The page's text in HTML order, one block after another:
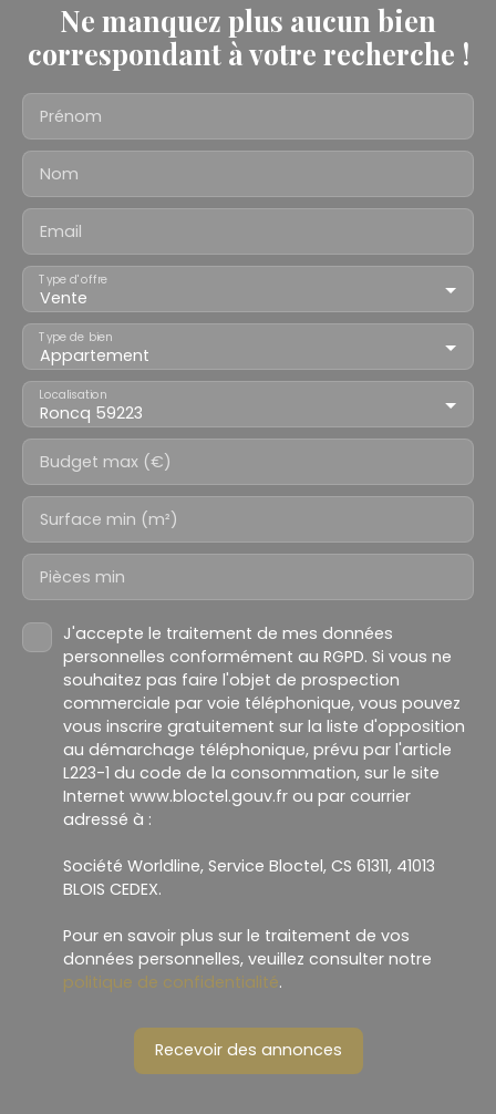
Ne manquez plus aucun bien
correspondant à votre recherche !
Prénom
Nom
Email
Vente
Type d'offre
Appartement
Type de bien
Roncq 59223
Localisation
Budget max (€)
Surface min (m²)
Pièces min
J'accepte le traitement de mes données
personnelles conformément au RGPD. Si vous ne
souhaitez pas faire l'objet de prospection
commerciale par voie téléphonique, vous pouvez
vous inscrire gratuitement sur la liste d'opposition
au démarchage téléphonique, prévu par l'article
L223-1 du code de la consommation, sur le site
Internet www.bloctel.gouv.fr ou par courrier
adressé à :
Société Worldline, Service Bloctel, CS 61311, 41013
BLOIS CEDEX.
Pour en savoir plus sur le traitement de vos
données personnelles, veuillez consulter notre
politique de confidentialité.
Recevoir des annonces